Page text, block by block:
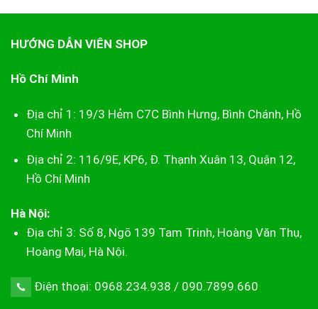
HƯỚNG DẪN VIÊN SHOP
Hồ Chí Minh
Địa chỉ 1: 19/3 Hẻm C7C Bình Hưng, Bình Chánh, Hồ
Chí Minh
Địa chỉ 2: 116/9E, KP6, Đ. Thạnh Xuân 13, Quận 12,
Hồ Chí Minh
Hà Nội:
Địa chỉ 3: Số 8, Ngõ 139 Tam Trinh, Hoàng Văn Thụ,
Hoàng Mai, Hà Nội.
Điện thoại: 0968.234.938 / 090.7899.660